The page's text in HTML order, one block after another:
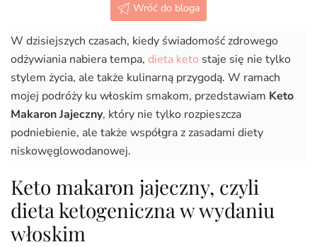
Wróć do bloga
W dzisiejszych czasach, kiedy świadomość zdrowego
odżywiania nabiera tempa, dieta keto staje się nie tylko
stylem życia, ale także kulinarną przygodą. W ramach
mojej podróży ku włoskim smakom, przedstawiam Keto
Makaron Jajeczny, który nie tylko rozpieszcza
podniebienie, ale także współgra z zasadami diety
niskowęglowodanowej.
Keto makaron jajeczny, czyli
dieta ketogeniczna w wydaniu
włoskim